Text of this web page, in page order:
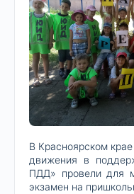
В Красноярском
движения в
ПДД» провели для
экзамен на